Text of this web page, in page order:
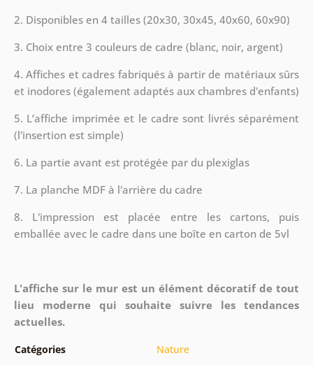
2. Disponibles en 4 tailles (20x30, 30x45, 40x60, 60x90)
3. Choix entre 3 couleurs de cadre (blanc, noir, argent)
4. Affiches et cadres fabriqués à partir de matériaux sûrs
et inodores (également adaptés aux chambres d'enfants)
5. L’affiche imprimée et le cadre sont livrés séparément
(l'insertion est simple)
6. La partie avant est protégée par du plexiglas
7. La planche MDF à l'arrière du cadre
8. L'impression est placée entre les cartons, puis
emballée avec le cadre dans une boîte en carton de 5vl
L'affiche sur le mur est un élément décoratif de tout
lieu moderne qui souhaite suivre les tendances
actuelles.
Catégories Nature